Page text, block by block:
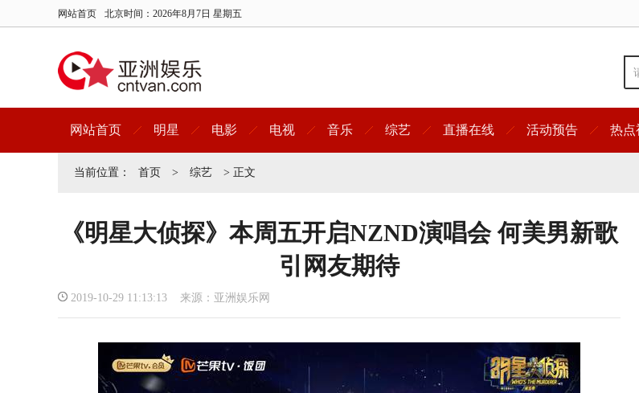
网站首页 北京时间： 2026年8月7日 星期五
网站首页 明星 电影 电视 音乐 综艺 直播在线 活动预告 热点
当前位置： 首页 > 综艺 > 正文
《明星大侦探》本周五开启NZND演唱会 何美男新歌
引网友期待
2019-10-29 11:13:13 来源：亚洲娱乐网